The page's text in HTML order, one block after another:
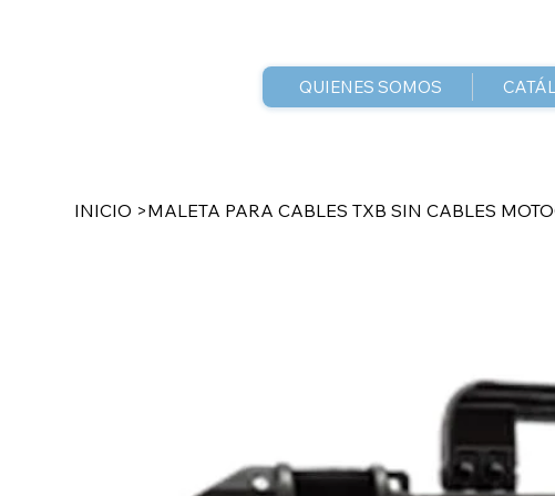
QUIENES SOMOS
INICIO >MALETA PARA CABLES TXB SIN CABLES